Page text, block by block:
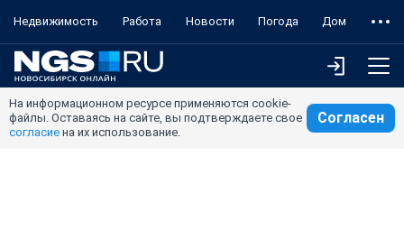
Недвижимость Работа Новости Погода Дом
На информационном ресурсе применяются cookie-
файлы. Оставаясь на сайте, вы подтверждаете свое
согласие на их использование.
Согласен